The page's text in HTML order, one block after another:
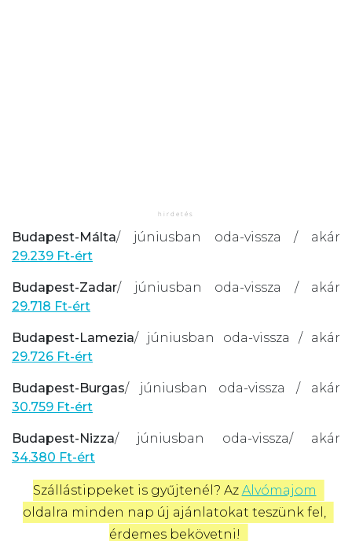
Budapest-Málta/ júniusban oda-vissza / akár
29.239 Ft-ért
Budapest-Zadar/ júniusban oda-vissza / akár
29.718 Ft-ért
Budapest-Lamezia/ júniusban oda-vissza / akár
29.726 Ft-ért
Budapest-Burgas/ júniusban oda-vissza / akár
30.759 Ft-ért
Budapest-Nizza/ júniusban oda-vissza/ akár
34.380 Ft-ért
Szállástippeket is gyűjtenél? Az Alvómajom
oldalra minden nap új ajánlatokat teszünk fel,
érdemes bekövetni!